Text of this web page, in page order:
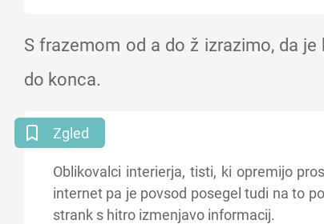
S frazemom od a do ž izrazimo, da
do konca.
Zgled
Oblikovalci interierja, tisti, ki opremijo
internet pa je povsod posegel tudi na to
strank s hitro izmenjavo informacij.